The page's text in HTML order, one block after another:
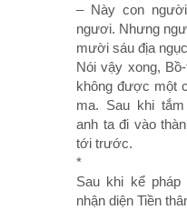
– Này con
ngươi. Nhưng
mười sáu địa
Nói vậy xong,
không được một
ma. Sau khi
anh ta đi vào
tới trước.
*
Sau khi kể
nhận diện Tiền